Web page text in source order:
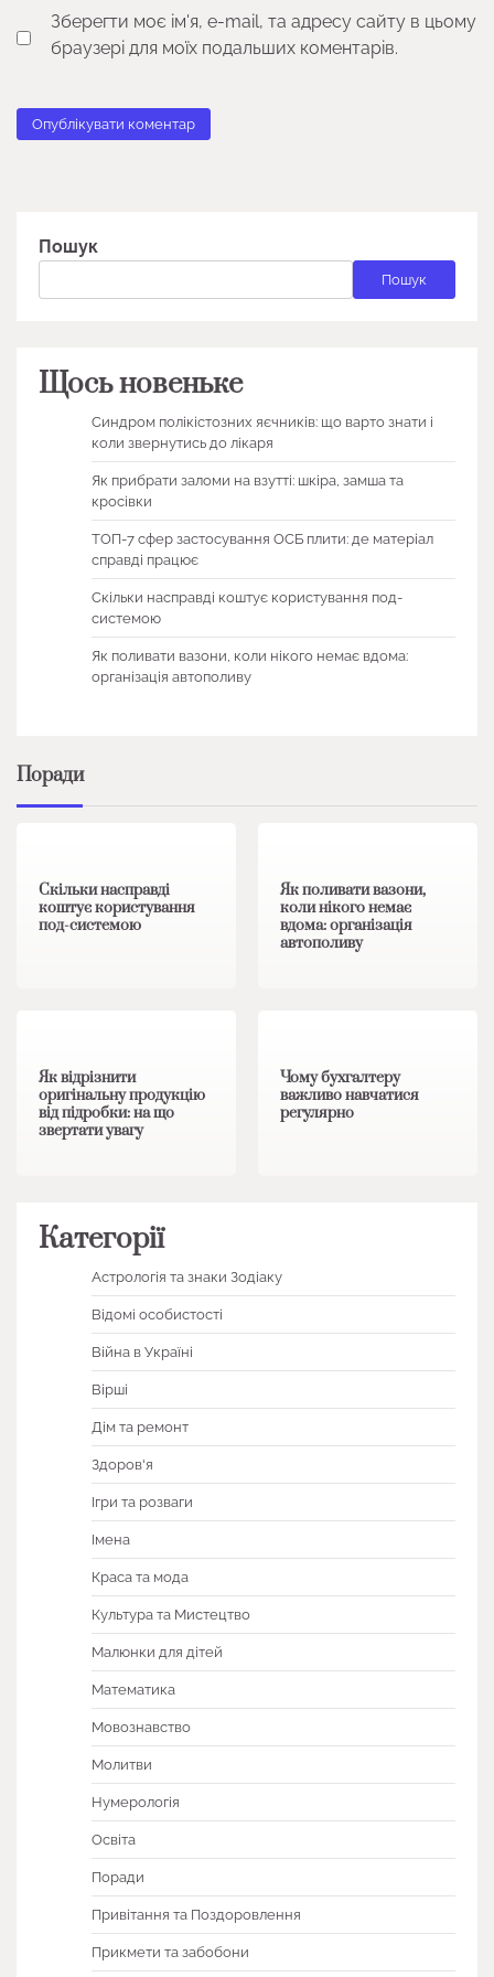
Зберегти моє ім'я, e-mail, та адресу сайту в цьому
браузері для моїх подальших коментарів.
Пошук
Пошук
Щось новеньке
Синдром полікістозних яєчників: що варто знати і
коли звернутись до лікаря
Як прибрати заломи на взутті: шкіра, замша та
кросівки
ТОП-7 сфер застосування ОСБ плити: де матеріал
справді працює
Скільки насправді коштує користування под-
системою
Як поливати вазони, коли нікого немає вдома:
організація автополиву
Поради
Скільки насправді
коштує користування
под-системою
Як поливати вазони,
коли нікого немає
вдома: організація
автополиву
Як відрізнити
оригінальну продукцію
від підробки: на що
звертати увагу
Чому бухгалтеру
важливо навчатися
регулярно
Категорії
Астрологія та знаки Зодіаку
Відомі особистості
Війна в Україні
Вірші
Дім та ремонт
Здоров'я
Ігри та розваги
Імена
Краса та мода
Культура та Мистецтво
Малюнки для дітей
Математика
Мовознавство
Молитви
Нумерологія
Освіта
Поради
Привітання та Поздоровлення
Прикмети та забобони